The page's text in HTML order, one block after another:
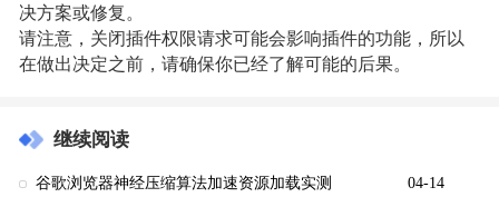
决方案或修复。
请注意，关闭插件权限请求可能会影响插件的功能，所以
在做出决定之前，请确保你已经了解可能的后果。
继续阅读
谷歌浏览器神经压缩算法加速资源加载实测 04-14